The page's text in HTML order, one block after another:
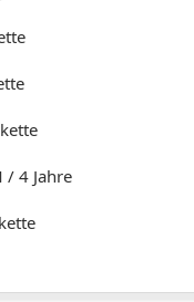
/ 4 Jahre